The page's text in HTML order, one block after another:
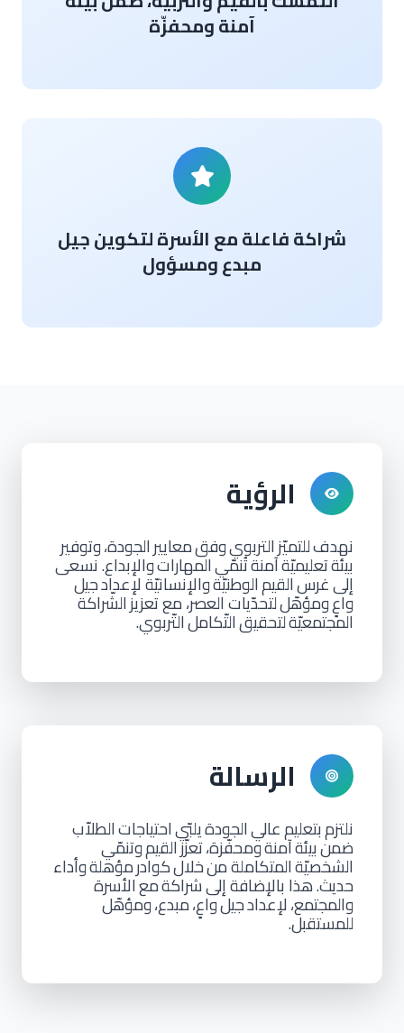
آمنة ومحفزّة
شراكة فاعلة مع الأسرة لتكوين جيل
مبدع ومسؤول
الرؤية
نهدفللتميّزالتربويوفقمعاييرالجودة،وتوفير
بيئةتعليميّةآمنةتُنمّيالمهاراتوالإبداع. نسعى
إلى غرسالقيمالوطنيّةوالإنسانيّة لإعدادجيل
واعٍومؤهّللتحدّيات العصر، مع تعزيزالشّراكة
المجتمعيّةلتحقيقالتّكاملالتّربوي.
الرسالة
نلتزمبتعليمعالي الجودةيلبّياحتياجاتالطلاّب
ضمنبيئةآمنةومحفّزة،تعزّزالقيموتنمّي
الشخصيّةالمتكاملة منخلالكوادرمؤهلةوأداء
حديث. هذا بالإضافة إلى شراكةمعالأسرة
والمجتمع،لإعدادجيلواعٍ،مبدع،ومؤهّل
للمستقبل.